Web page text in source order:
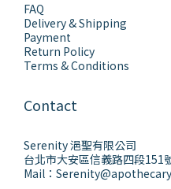
FAQ
Delivery & Shipping
Payment
Return Policy
Terms & Conditions
Contact
Serenity 浥聖有限公司
台北市大安區信義路四段151
Mail：